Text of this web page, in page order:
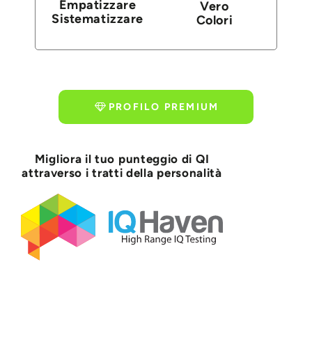
Empatizzare
Sistematizzare
Vero
Colori
PROFILO PREMIUM
Migliora il tuo punteggio di QI
attraverso i tratti della personalità